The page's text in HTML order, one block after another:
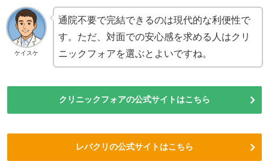
ケイスケ
通院不要で完結できるのは現代的な利便性で
す。ただ、対面での安心感を求める人はクリ
ニックフォアを選ぶとよいですね。
クリニックフォアの公式サイトはこちら
レバクリの公式サイトはこちら